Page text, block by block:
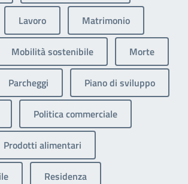
Lavoro Matrimonio
Mobilità sostenibile Morte
Parcheggi Piano di sviluppo
Politica commerciale
Prodotti alimentari
Residenza